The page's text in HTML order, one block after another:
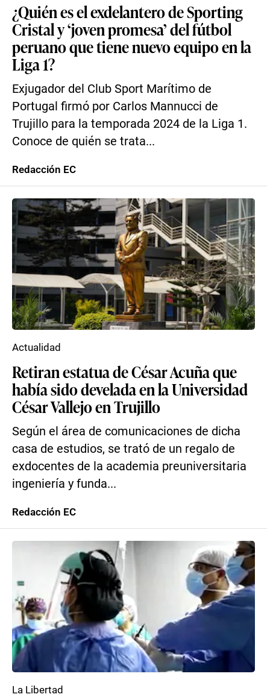
¿Quién es el exdelantero de Sporting
Cristal y ‘joven promesa’ del fútbol
peruano que tiene nuevo equipo en la
Liga 1?
Exjugador del Club Sport Marítimo de
Portugal firmó por Carlos Mannucci de
Trujillo para la temporada 2024 de la Liga 1.
Conoce de quién se trata...
Redacción EC
Retiran estatua de César Acuña que
había sido develada en la Universidad
César Vallejo en Trujillo
Según el área de comunicaciones de dicha
casa de estudios, se trató de un regalo de
exdocentes de la academia preuniversitaria
ingeniería y funda...
Actualidad
Redacción EC
La Libertad